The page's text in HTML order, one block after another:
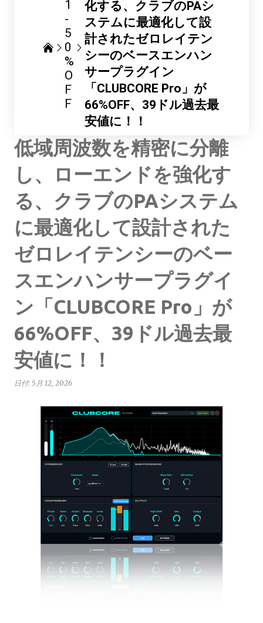
1
-
5
0
%
O
F
F
化する、クラブのPAシ
ステムに最適化して設
計されたゼロレイテン
シーのベースエンハン
サープラグイン
「CLUBCORE Pro」が
66%OFF、39ドル過去最
安値に！！
低域周波数を精密に分離
し、ローエンドを強化す
る、クラブのPAシステム
に最適化して設計された
ゼロレイテンシーのベー
スエンハンサープラグイ
ン「CLUBCORE Pro」が
66%OFF、39ドル過去最
安値に！！
日付: 5月 12, 2026